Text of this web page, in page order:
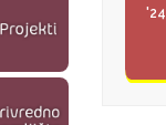
'24